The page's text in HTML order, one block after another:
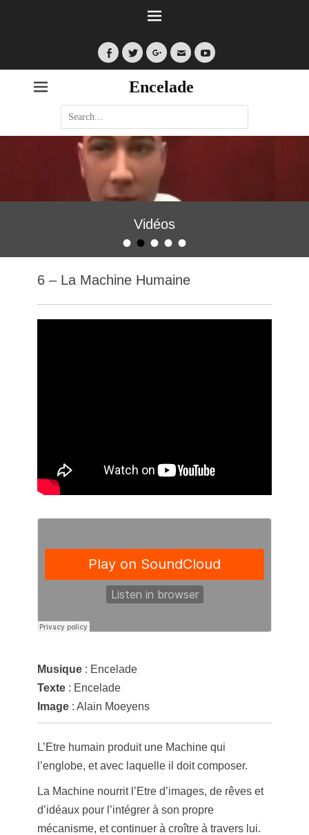
Facebook
TwitterGoogleplus
EmailYouTube
Encelade
Search
for:
•••••
Vidéos
6 – La Machine Humaine
Musique : Encelade
Texte : Encelade
Image : Alain Moeyens
L’Etre humain produit une Machine qui
l’englobe, et avec laquelle il doit composer.
La Machine nourrit l’Etre d’images, de rêves et
d’idéaux pour l’intégrer à son propre
mécanisme, et continuer à croître à travers lui.